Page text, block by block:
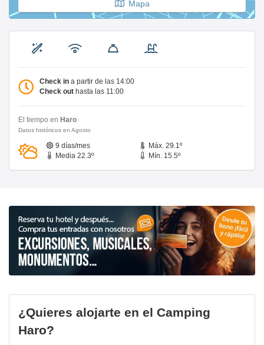
Mapa
Check in a partir de las 14:00
Check out hasta las 11:00
El tiempo en Haro
Datos históricos en Agosto
9 días/mes
Máx. 29.1º
Media 22.3º
Mín. 15.5º
¿Quieres alojarte en el Camping
Haro?